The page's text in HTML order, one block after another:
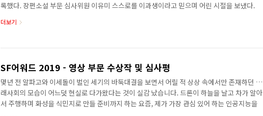
록했다. 장편소설 부문 심사위원 이유미 스스로를 이과생이라고 믿으며 어린 시절을 보냈다.
다는 과학이 열어주는 가능성과 인문학적 영감의 교집합인 SF에 빠져 지낸 시간이 더 길었다.
공부 모임을 하다가 책으로 본 걸 직접 테스트해보자는 취지로 협동조합 롤링다이스를 설립했
더보기
SF어워드 2019 - 영상 부문 수상작 및 심사평
몇년 전 알파고와 이세돌이 벌인 세기의 바둑대결을 보면서 어릴 적 상상 속에서만 존재하던 미
래사회의 모습이 어느덧 현실로 다가왔다는 것이 실감 났습니다. 드론이 하늘을 날고 차가 알아
서 주행하며 화성을 식민지로 만들 준비까지 하는 요즘, 제가 가장 관심 있어 하는 인공지능을